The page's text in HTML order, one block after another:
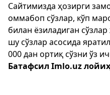
Сайтимизда ҳозирги
оммабоп сўзлар, кўп
билан ёзиладиган
шу сўзлар асосида
000 дан ортиқ сўзни ўз
Батафсил Imlo.uz